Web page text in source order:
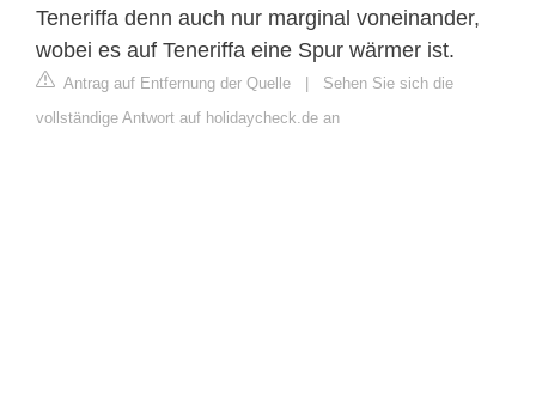
Teneriffa denn auch nur marginal voneinander,
wobei es auf Teneriffa eine Spur wärmer ist.
Antrag auf Entfernung der Quelle
Sehen Sie sich die
vollständige Antwort auf holidaycheck.de an